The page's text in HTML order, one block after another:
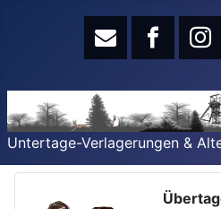
Untertage-Verlagerungen &